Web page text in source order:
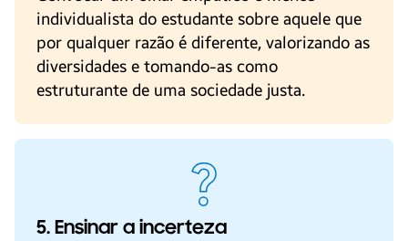
individualista do estudante sobre aquele que
por qualquer razão é diferente, valorizando as
diversidades e tomando-as como
estruturante de uma sociedade justa.
5. Ensinar a incerteza